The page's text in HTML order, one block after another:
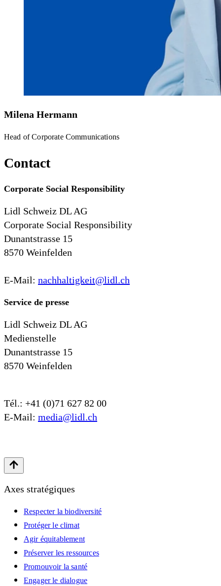
Milena Hermann
Head of Corporate Communications
Contact
Corporate Social Responsibility
Lidl Schweiz DL AG
Corporate Social Responsibility
Dunantstrasse 15
8570 Weinfelden
E-Mail: nachhaltigkeit@lidl.ch
Service de presse
Lidl Schweiz DL AG
Medienstelle
Dunantstrasse 15
8570 Weinfelden
Tél.: +41 (0)71 627 82 00
E-Mail: media@lidl.ch
Axes stratégiques
Respecter la biodiversité
Protéger le climat
Agir équitablement
Préserver les ressources
Promouvoir la santé
Engager le dialogue